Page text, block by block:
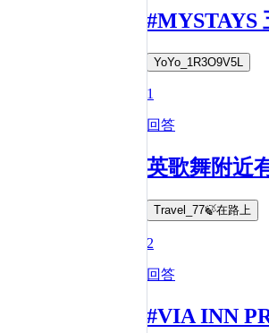
#MYSTAYS
YoYo_1R3O9V5L
1
回答
英歌舞附近
Travel_77🍃在路上
2
回答
#VIA INN